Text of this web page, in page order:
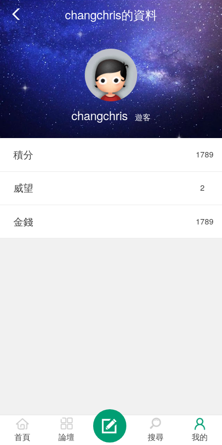
changchris的資料
changchris 遊客
1789
積分
2
威望
1789
金錢
首頁 論壇 搜尋 我的